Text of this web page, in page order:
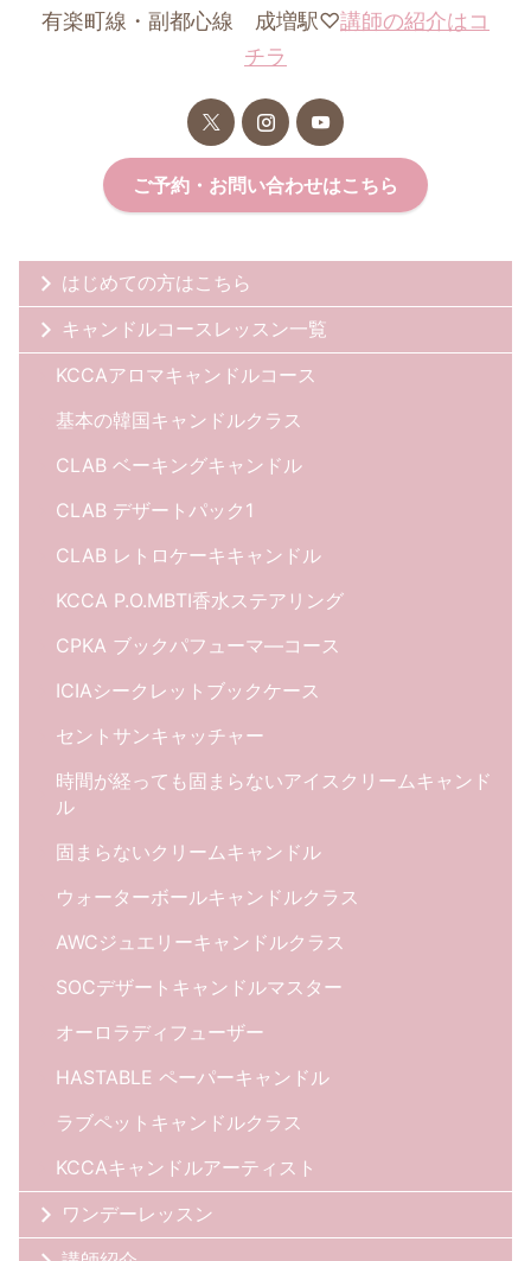
有楽町線・副都心線 成増駅♡講師の紹介はコ
チラ
ご予約・お問い合わせはこちら
はじめての方はこちら
キャンドルコースレッスン一覧
KCCAアロマキャンドルコース
基本の韓国キャンドルクラス
CLAB ベーキングキャンドル
CLAB デザートパック1
CLAB レトロケーキキャンドル
KCCA P.O.MBTI香水ステアリング
CPKA ブックパフューマ―コース
ICIAシークレットブックケース
セントサンキャッチャー
時間が経っても固まらないアイスクリームキャンド
ル
固まらないクリームキャンドル
ウォーターボールキャンドルクラス
AWCジュエリーキャンドルクラス
SOCデザートキャンドルマスター
オーロラディフューザー
HASTABLE ペーパーキャンドル
ラブペットキャンドルクラス
KCCAキャンドルアーティスト
ワンデーレッスン